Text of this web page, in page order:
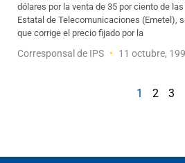
dólares por la venta de 35 por ciento de
Estatal de Telecomunicaciones (Emetel),
que corrige el precio fijado por la
Corresponsal de IPS 11 octubre,
1 2 3